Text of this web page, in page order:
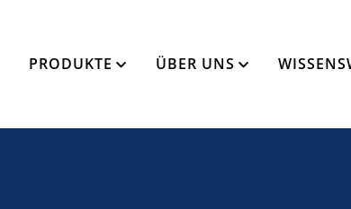
PRODUKTE ÜBER UNS